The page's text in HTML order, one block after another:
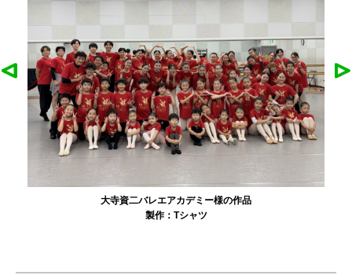
大寺資二バレエアカデミー様の作品
製作： Tシャツ